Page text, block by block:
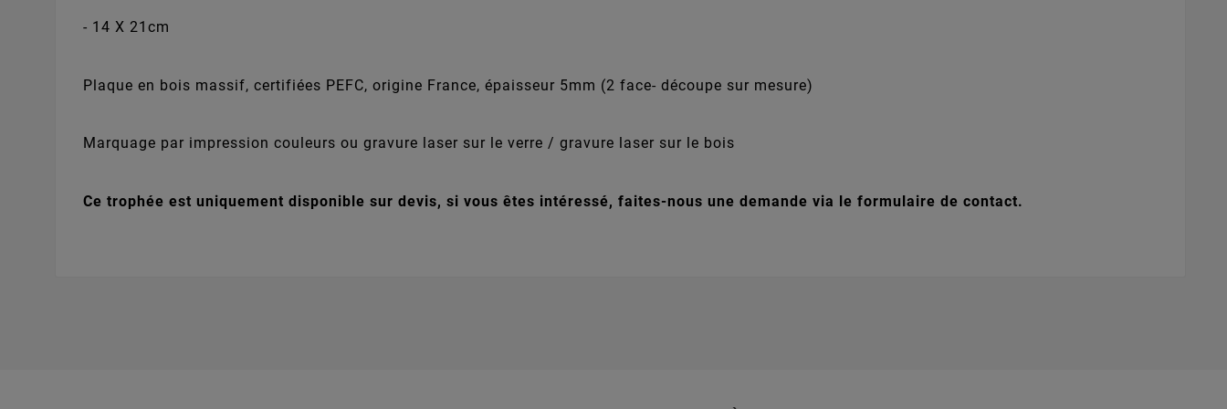
- 14 X 21cm
Plaque en bois massif, certifiées PEFC, origine France, épaisseur 5mm (2 face- découpe sur mesure)
Marquage par impression couleurs ou gravure laser sur le verre / gravure laser sur le bois
Ce trophée est uniquement disponible sur devis, si vous êtes intéressé, faites-nous une demande via le formulaire de contact.